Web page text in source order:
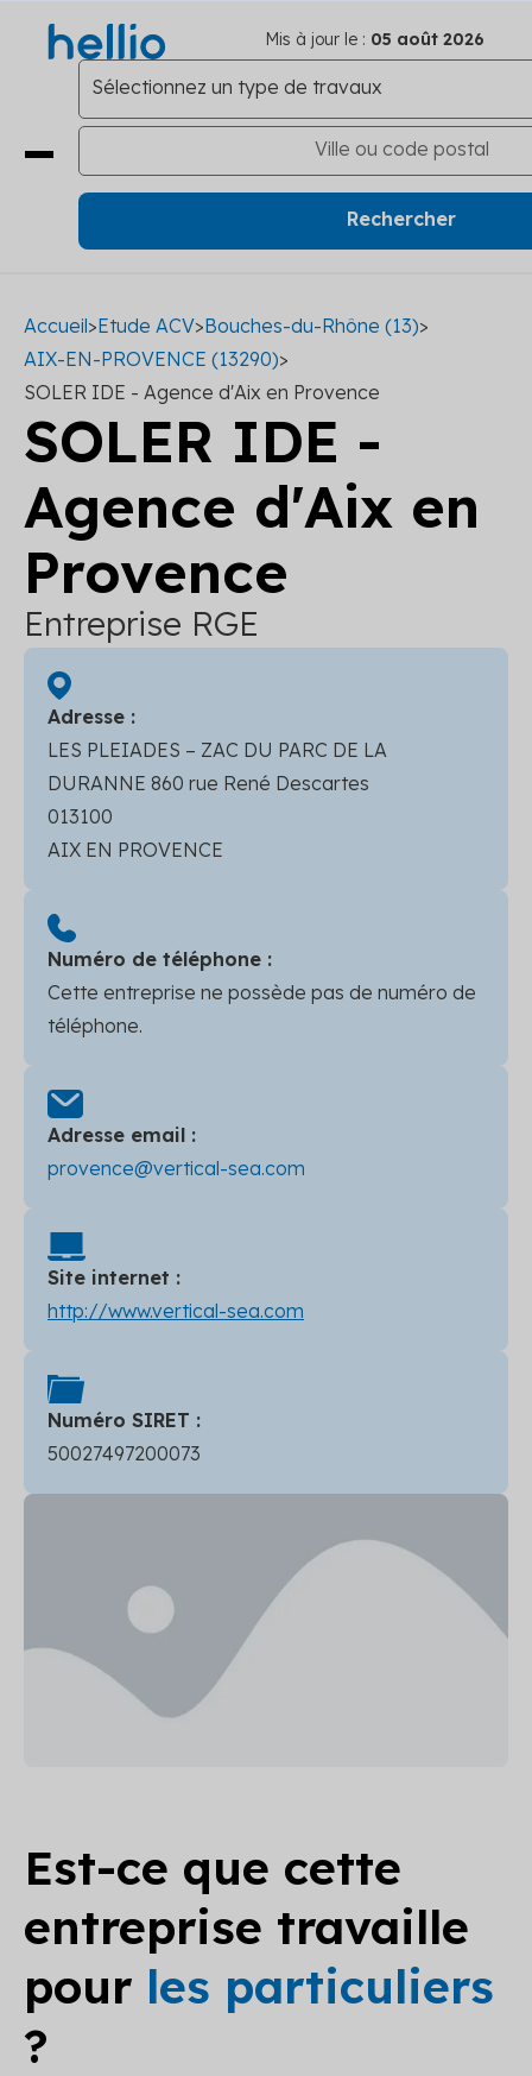
Mis à jour le : 05 août 2026
Accueil>Etude ACV>Bouches-du-Rhône (13)>
AIX-EN-PROVENCE (13290)>
SOLER IDE - Agence d'Aix en Provence
SOLER IDE -
Agence d'Aix en
Provence
Entreprise RGE
Adresse :
LES PLEIADES – ZAC DU PARC DE LA
DURANNE 860 rue René Descartes
013100
AIX EN PROVENCE
Numéro de téléphone :
Cette entreprise ne possède pas de numéro de
téléphone.
Adresse email :
provence@vertical-sea.com
Site internet :
http://www.vertical-sea.com
Numéro SIRET :
50027497200073
Est-ce que cette
entreprise travaille
pour les particuliers
?